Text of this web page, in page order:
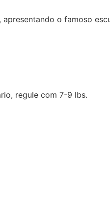
o famoso
regule com 7-9 lbs.